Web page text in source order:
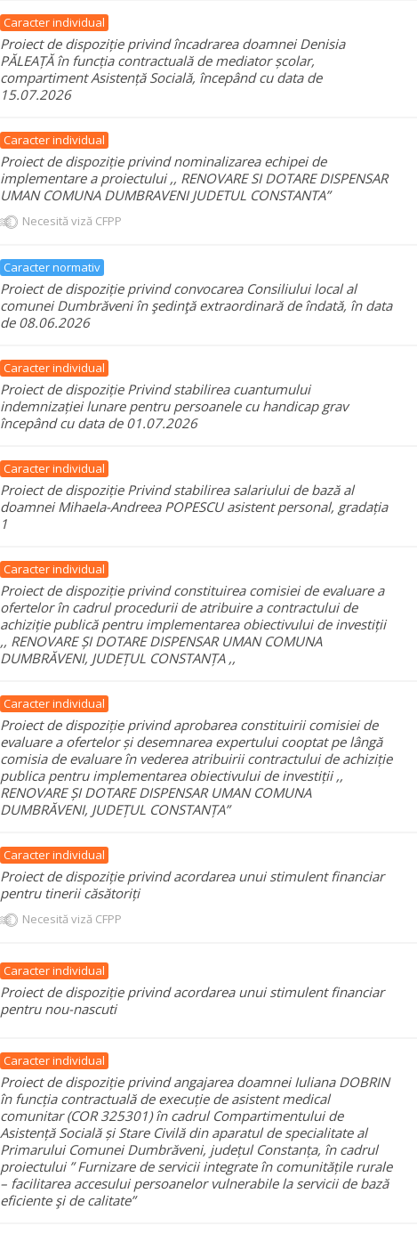
Caracter individual
Proiect de dispoziție privind încadrarea doamnei Denisia
PĂLEAȚĂ în funcția contractuală de mediator școlar,
compartiment Asistență Socială, începând cu data de
15.07.2026
Caracter individual
Proiect de dispoziție privind nominalizarea echipei de
implementare a proiectului ,, RENOVARE SI DOTARE DISPENSAR
UMAN COMUNA DUMBRAVENI JUDETUL CONSTANTA”
Necesită viză CFPP
Caracter normativ
Proiect de dispoziție privind convocarea Consiliului local al
comunei Dumbrăveni în şedinţă extraordinară de îndată, în data
de 08.06.2026
Caracter individual
Proiect de dispoziție Privind stabilirea cuantumului
indemnizației lunare pentru persoanele cu handicap grav
începând cu data de 01.07.2026
Caracter individual
Proiect de dispoziție Privind stabilirea salariului de bază al
doamnei Mihaela-Andreea POPESCU asistent personal, gradația
1
Caracter individual
Proiect de dispoziție privind constituirea comisiei de evaluare a
ofertelor în cadrul procedurii de atribuire a contractului de
achiziție publică pentru implementarea obiectivului de investiții
,, RENOVARE ȘI DOTARE DISPENSAR UMAN COMUNA
DUMBRĂVENI, JUDEȚUL CONSTANȚA ,,
Caracter individual
Proiect de dispoziție privind aprobarea constituirii comisiei de
evaluare a ofertelor și desemnarea expertului cooptat pe lângă
comisia de evaluare în vederea atribuirii contractului de achiziție
publica pentru implementarea obiectivului de investiții ,,
RENOVARE ȘI DOTARE DISPENSAR UMAN COMUNA
DUMBRĂVENI, JUDEȚUL CONSTANȚA”
Caracter individual
Proiect de dispoziție privind acordarea unui stimulent financiar
pentru tinerii căsătoriți
Necesită viză CFPP
Caracter individual
Proiect de dispoziție privind acordarea unui stimulent financiar
pentru nou-nascuti
Caracter individual
Proiect de dispoziție privind angajarea doamnei Iuliana DOBRIN
în funcția contractuală de execuție de asistent medical
comunitar (COR 325301) în cadrul Compartimentului de
Asistență Socială și Stare Civilă din aparatul de specialitate al
Primarului Comunei Dumbrăveni, județul Constanța, în cadrul
proiectului ” Furnizare de servicii integrate în comunitățile rurale
– facilitarea accesului persoanelor vulnerabile la servicii de bază
eficiente şi de calitate”